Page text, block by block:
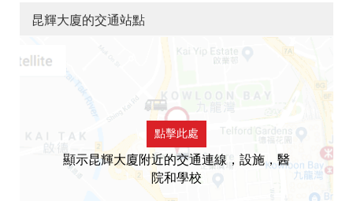
昆輝大廈的交通站點
點擊此處
顯示昆輝大廈附近的交通連線，設施，醫
院和學校